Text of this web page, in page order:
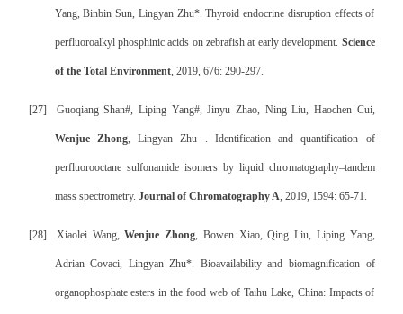
Yang, Binbin Sun, Lingyan Zhu*. Thyroid endocrine disruption effects of
perfluoroalkyl phosphinic acids on zebrafish at early development. Science
of the Total Environment, 2019, 676: 290-297.
[27] Guoqiang Shan#, Liping Yang#, Jinyu Zhao, Ning Liu, Haochen Cui,
Wenjue Zhong, Lingyan Zhu . Identification and quantification of
perfluorooctane sulfonamide isomers by liquid chromatography–tandem
mass spectrometry. Journal of Chromatography A, 2019, 1594: 65-71.
[28] Xiaolei Wang,Wenjue Zhong, Bowen Xiao, Qing Liu, Liping Yang,
Adrian Covaci, Lingyan Zhu*. Bioavailability and biomagnification of
organophosphate esters in the food web of Taihu Lake, China: Impacts of